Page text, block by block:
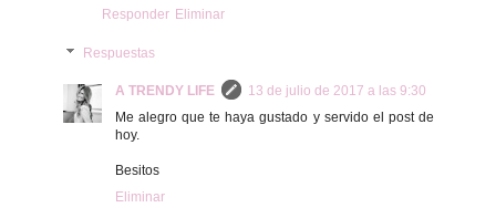
Responder Eliminar
Respuestas
A TRENDY LIFE
13 de julio de 2017 a las 9:30
Me alegro que te haya gustado y servido el post de
hoy.
Besitos
Eliminar